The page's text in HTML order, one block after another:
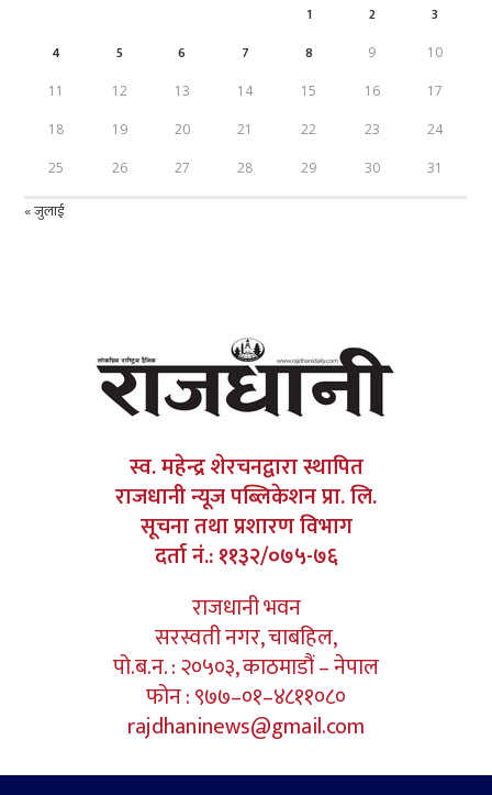
1 2
3
4
5 6 7 8 9 10
11 12 13 14 15 16 17
18 19 20 21 22 23 24
25 26 27 28 29 30 31
« जुलाई
स्व. महेन्द्र शेरचनद्वारा स्थापित
राजधानी न्यूज पब्लिकेशन प्रा. लि.
सूचना तथा प्रशारण विभाग
दर्ता नं.: ११३२/०७५-७६
राजधानी भवन
सरस्वती नगर, चाबहिल,
पो.ब.न. : २०५०३, काठमाडौं – नेपाल
फोन : ९७७–०१–४८११०८०
rajdhaninews@gmail.com